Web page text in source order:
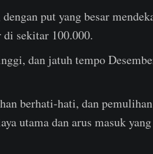
put yang besar
sekitar 100.000.
dan jatuh tempo
berhati-hati, dan
utama dan arus masuk